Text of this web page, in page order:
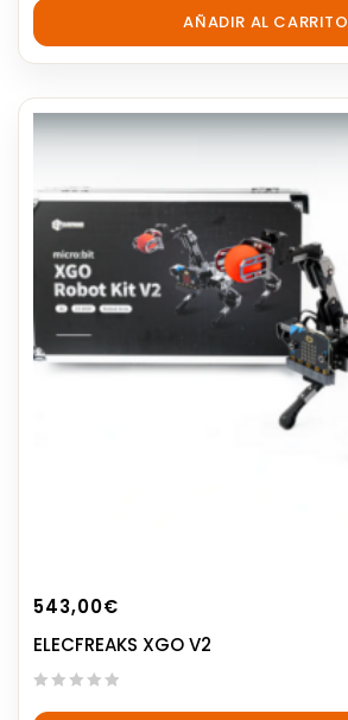
out
5
AÑADIR AL CARRITO
543,00€
ELECFREAKS XGO V2